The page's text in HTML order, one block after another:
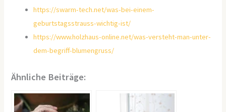
https://swarm-tech.net/was-bei-einem-
geburtstagsstrauss-wichtig-ist/
https://www.holzhaus-online.net/was-versteht-man-unter-
dem-begriff-blumengruss/
Ähnliche Beiträge: